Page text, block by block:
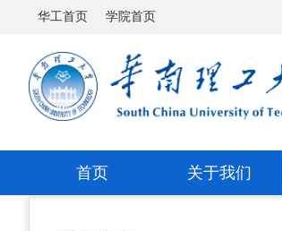
华工首页 学院首页
首页 关于我们